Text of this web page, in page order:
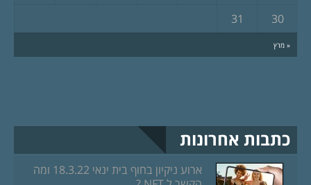
« מרץ
30
31
כתבות אחרונות
ארוע ניקיון בחוף בית ינאי 18.3.22 ומה